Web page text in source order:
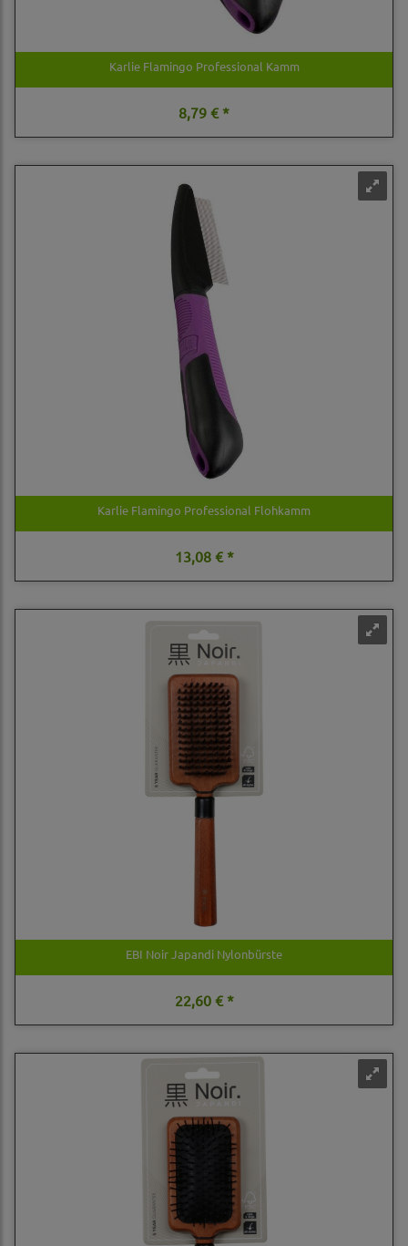
Karlie Flamingo Professional Kamm
8,79 € *
Karlie Flamingo Professional Flohkamm
13,08 € *
EBI Noir Japandi Nylonbürste
22,60 € *